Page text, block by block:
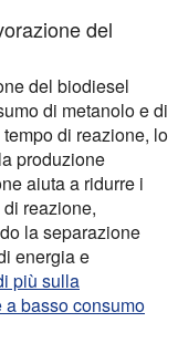
del
del biodiesel
di metanolo e di
di reazione, lo
produzione
aiuta a ridurre i
reazione,
la separazione
energia e
più sulla
basso consumo